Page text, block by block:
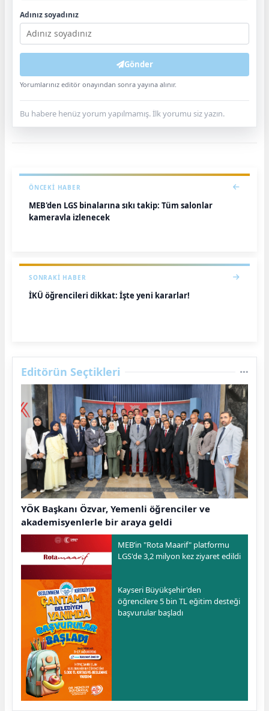
Adınız soyadınız
Gönder
Yorumlarınız editör onayından sonra yayına alınır.
Bu habere henüz yorum yapılmamış. İlk yorumu siz yazın.
ÖNCEKI HABER
MEB'den LGS binalarına sıkı takip: Tüm salonlar
kamerayla izlenecek
SONRAKI HABER
İKÜ öğrencileri dikkat: İşte yeni kararlar!
Editörün Seçtikleri
YÖK Başkanı Özvar, Yemenli öğrenciler ve
akademisyenlerle bir araya geldi
MEB’in "Rota Maarif" platformu
LGS'de 3,2 milyon kez ziyaret edildi
Kayseri Büyükşehir'den
öğrencilere 5 bin TL eğitim desteği
başvurular başladı